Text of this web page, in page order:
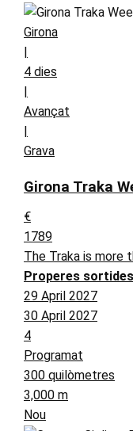
Girona
|
4 dies
|
Avançat
|
Grava
Girona Traka
€
1789
The Traka is more
Properes sortides
29 April 2027
30 April 2027
4
Programat
300 quilòmetres
3,000 m
Nou